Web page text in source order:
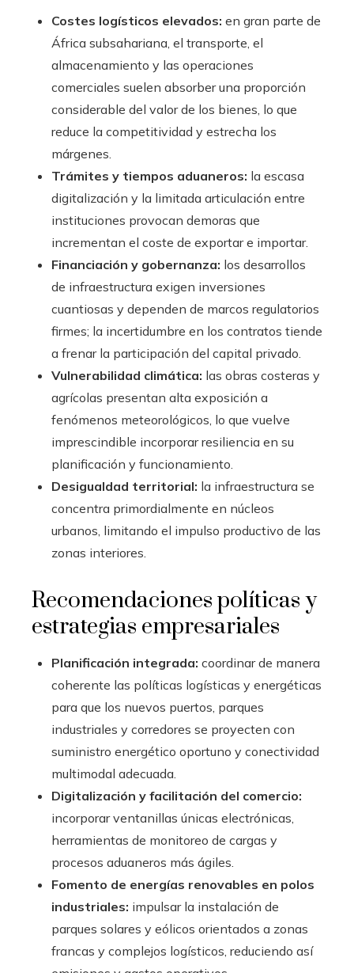
Costes logísticos elevados: en gran parte de
África subsahariana, el transporte, el
almacenamiento y las operaciones
comerciales suelen absorber una proporción
considerable del valor de los bienes, lo que
reduce la competitividad y estrecha los
márgenes.
Trámites y tiempos aduaneros: la escasa
digitalización y la limitada articulación entre
instituciones provocan demoras que
incrementan el coste de exportar e importar.
Financiación y gobernanza: los desarrollos
de infraestructura exigen inversiones
cuantiosas y dependen de marcos regulatorios
firmes; la incertidumbre en los contratos tiende
a frenar la participación del capital privado.
Vulnerabilidad climática: las obras costeras y
agrícolas presentan alta exposición a
fenómenos meteorológicos, lo que vuelve
imprescindible incorporar resiliencia en su
planificación y funcionamiento.
Desigualdad territorial: la infraestructura se
concentra primordialmente en núcleos
urbanos, limitando el impulso productivo de las
zonas interiores.
Recomendaciones políticas y
estrategias empresariales
Planificación integrada: coordinar de manera
coherente las políticas logísticas y energéticas
para que los nuevos puertos, parques
industriales y corredores se proyecten con
suministro energético oportuno y conectividad
multimodal adecuada.
Digitalización y facilitación del comercio:
incorporar ventanillas únicas electrónicas,
herramientas de monitoreo de cargas y
procesos aduaneros más ágiles.
Fomento de energías renovables en polos
industriales: impulsar la instalación de
parques solares y eólicos orientados a zonas
francas y complejos logísticos, reduciendo así